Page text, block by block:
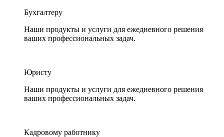
Бухгалтеру
Наши продукты и услуги для ежедневного решения
ваших профессиональных задач.
Юристу
Наши продукты и услуги для ежедневного решения
ваших профессиональных задач.
Кадровому работнику